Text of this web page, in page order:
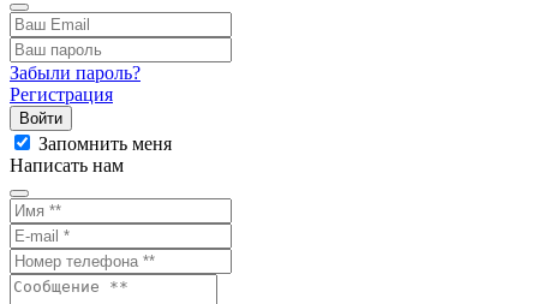
Забыли пароль?
Регистрация
Войти
Запомнить меня
Написать нам